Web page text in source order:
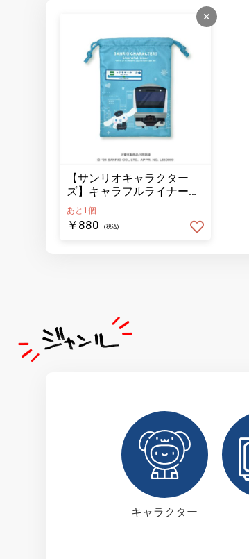
×
【サンリオキャラクター
ズ】キャラフルライナー
巾着 ＣＮ
あと1個
￥880 (税込)
キャラクター